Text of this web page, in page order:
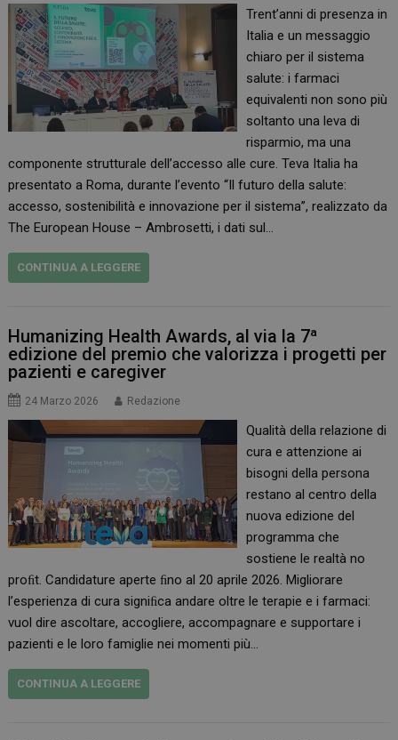
Trent’anni di presenza in
Italia e un messaggio
chiaro per il sistema
salute: i farmaci
equivalenti non sono più
soltanto una leva di
risparmio, ma una
componente strutturale dell’accesso alle cure. Teva Italia ha
presentato a Roma, durante l’evento “Il futuro della salute:
accesso, sostenibilità e innovazione per il sistema”, realizzato da
The European House – Ambrosetti, i dati sul…
CONTINUA A LEGGERE
Humanizing Health Awards, al via la 7ª
edizione del premio che valorizza i progetti per
pazienti e caregiver
24 Marzo 2026 Redazione
Qualità della relazione di
cura e attenzione ai
bisogni della persona
restano al centro della
nuova edizione del
programma che
sostiene le realtà no
proﬁt. Candidature aperte ﬁno al 20 aprile 2026. Migliorare
l’esperienza di cura signiﬁca andare oltre le terapie e i farmaci:
vuol dire ascoltare, accogliere, accompagnare e supportare i
pazienti e le loro famiglie nei momenti più…
CONTINUA A LEGGERE